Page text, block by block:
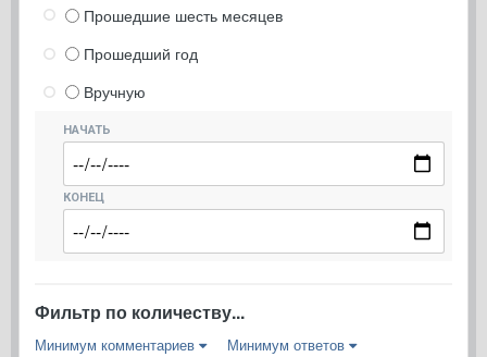
Прошедшие шесть месяцев
Прошедший год
Вручную
НАЧАТЬ
КОНЕЦ
Фильтр по количеству...
Минимум комментариев
Минимум ответов